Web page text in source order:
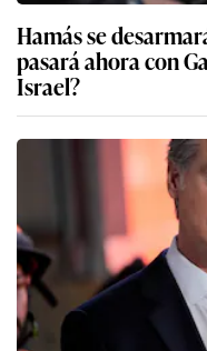
Hamás se
pasará ahora con
Israel?